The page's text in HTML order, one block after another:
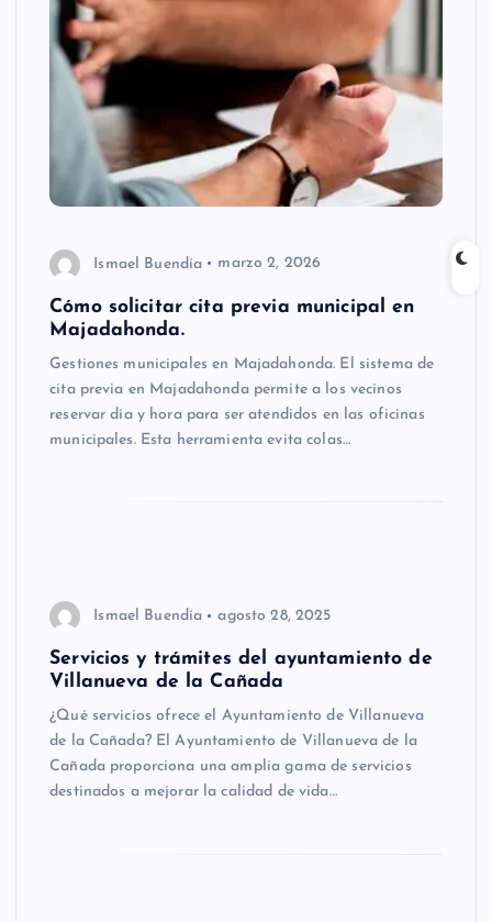
Ismael Buendía marzo 2, 2026
Cómo solicitar cita previa municipal en
Majadahonda.
Gestiones municipales en Majadahonda. El sistema de
cita previa en Majadahonda permite a los vecinos
reservar día y hora para ser atendidos en las oficinas
municipales. Esta herramienta evita colas…
Ismael Buendía agosto 28, 2025
Servicios y trámites del ayuntamiento de
Villanueva de la Cañada
¿Qué servicios ofrece el Ayuntamiento de Villanueva
de la Cañada? El Ayuntamiento de Villanueva de la
Cañada proporciona una amplia gama de servicios
destinados a mejorar la calidad de vida…